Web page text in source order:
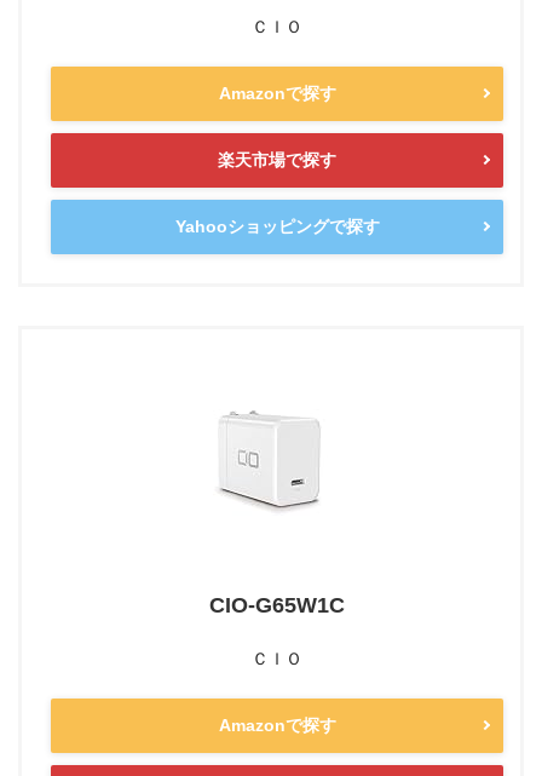
ＣＩＯ
Amazonで探す
楽天市場で探す
Yahooショッピングで探す
CIO-G65W1C
ＣＩＯ
Amazonで探す